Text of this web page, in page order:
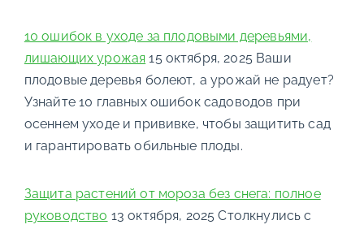
10 ошибок в уходе за плодовыми деревьями,
лишающих урожая 15 октября, 2025 Ваши
плодовые деревья болеют, а урожай не радует?
Узнайте 10 главных ошибок садоводов при
осеннем уходе и прививке, чтобы защитить сад
и гарантировать обильные плоды.
Защита растений от мороза без снега: полное
руководство 13 октября, 2025 Столкнулись с